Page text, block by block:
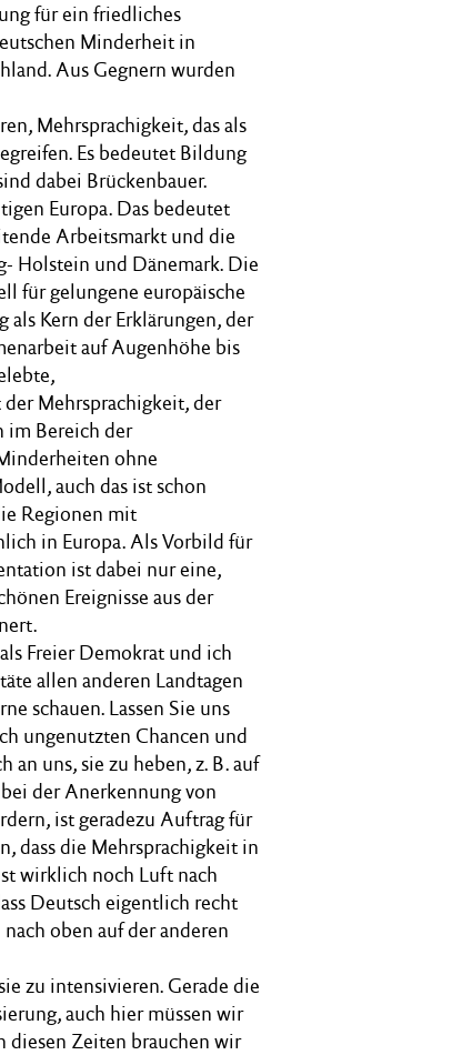
für ein friedliches
Minderheit in
Aus Gegnern wurden
Mehrsprachigkeit, das als
Es bedeutet Bildung
dabei Brückenbauer.
Europa. Das bedeutet
Arbeitsmarkt und die
Holstein und Dänemark. Die
für gelungene europäische
als Kern der Erklärungen, der
auf Augenhöhe bis
Mehrsprachigkeit, der
Bereich der
ohne
auch das ist schon
Regionen mit
in Europa. Als Vorbild für
ist dabei nur eine,
Ereignisse aus der
Freier Demokrat und ich
allen anderen Landtagen
schauen. Lassen Sie uns
ungenutzten Chancen und
an uns, sie zu heben, z. B. auf
der Anerkennung von
ist geradezu Auftrag für
dass die Mehrsprachigkeit in
wirklich noch Luft nach
Deutsch eigentlich recht
oben auf der anderen
zu intensivieren. Gerade die
auch hier müssen wir
diesen Zeiten brauchen wir